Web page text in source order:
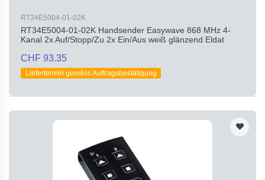
RT34E5004-01-02K
RT34E5004-01-02K Handsender Easywave 868 MHz 4-
Kanal 2x Auf/Stopp/Zu 2x Ein/Aus weiß glänzend Eldat
CHF 93.35
Liefertermin gemäss Auftragsbestätigung